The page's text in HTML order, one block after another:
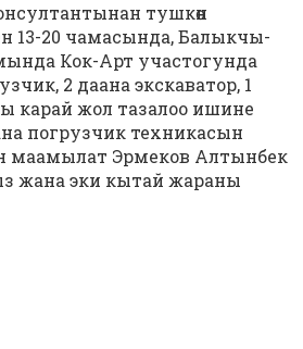
тушкөн
13-20 чамасында, Балыкчы-
Кок-Арт участогунда
2 даана экскаватор, 1
карай жол тазалоо ишине
погрузчик техникасын
маамылат Эрмеков Алтынбек
жана эки кытай жараны